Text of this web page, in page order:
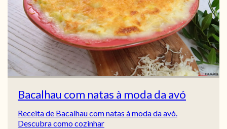
Bacalhau com natas à moda da avó
Receita de Bacalhau com natas à moda da avó.
Descubra como cozinhar